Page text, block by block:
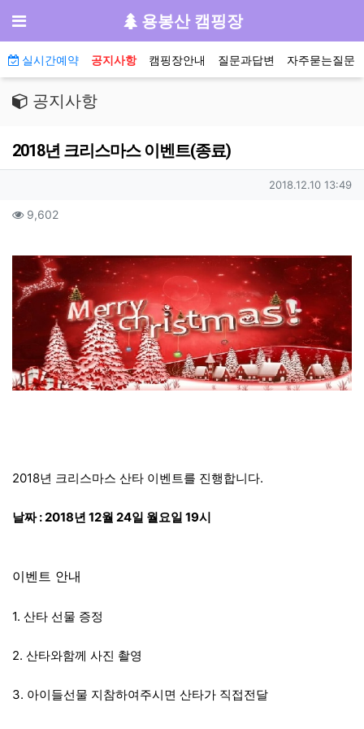
메뉴 용봉산 캠핑장
메인 메뉴
실시간예약 공지사항 캠핑장안내 질문과답변 자주묻는질문
공지사항
2018년 크리스마스 이벤트(종료)
작성일
2018.12.10 13:49
컨텐츠 정보
9,602조회
2018년 크리스마스 산타 이벤트를 진행합니다.
날짜 : 2018년 12월 24일 월요일 19시
이벤트 안내
1. 산타 선물 증정
2. 산타와함께 사진 촬영
3. 아이들선물 지참하여주시면 산타가 직접전달